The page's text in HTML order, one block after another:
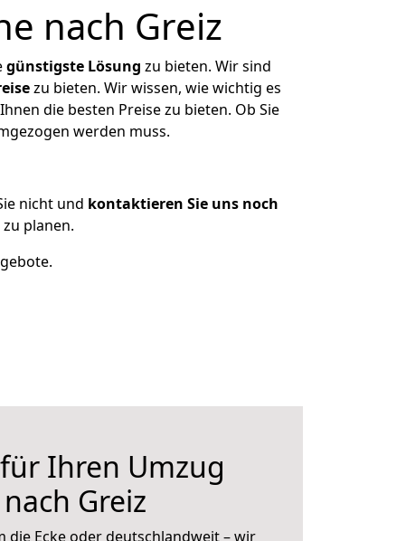
nach Greiz
günstigste Lösung zu bieten. Wir sind
zu bieten. Wir wissen, wie wichtig es
die besten Preise zu bieten. Ob Sie
werden muss.
nicht und kontaktieren Sie uns noch
planen.
Ihren Umzug
Greiz
die Ecke oder deutschlandweit – wir